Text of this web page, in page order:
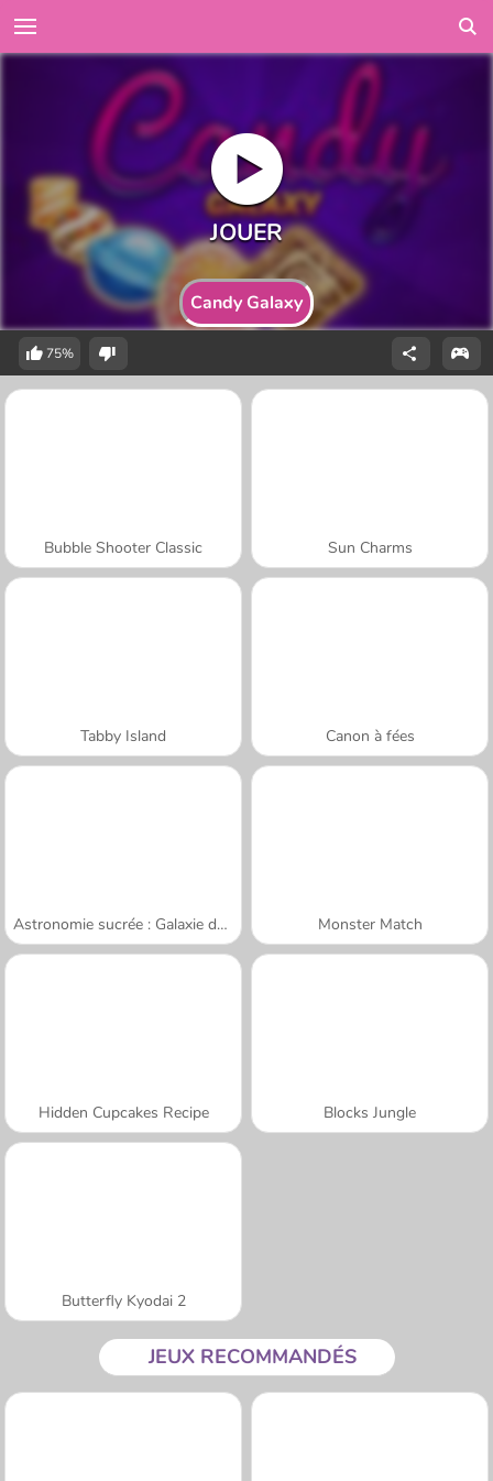
Candy Galaxy
75%
Bubble Shooter Classic Sun Charms
Tabby Island Canon à fées
Astronomie sucrée : Galaxie des beignets Monster Match
Hidden Cupcakes Recipe Blocks Jungle
Butterfly Kyodai 2
JEUX RECOMMANDÉS